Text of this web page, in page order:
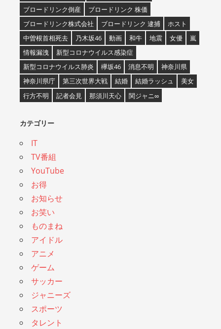
ブロードリンク倒産
ブロードリンク 株価
ブロードリンク株式会社
ブロードリンク 逮捕
ホスト
中曽根首相死去
乃木坂46 動画 和牛 地震 女優
嵐
情報漏洩
新型コロナウイルス感染症
新型コロナウイルス肺炎
欅坂46 消息不明
神奈川県
神奈川県庁
第三次世界大戦 結婚 結婚ラッシュ
美女
行方不明
記者会見 那須川天心 関ジャニ∞
カテゴリー
IT
TV番組
YouTube
お得
お知らせ
お笑い
ものまね
アイドル
アニメ
ゲーム
サッカー
ジャニーズ
スポーツ
タレント